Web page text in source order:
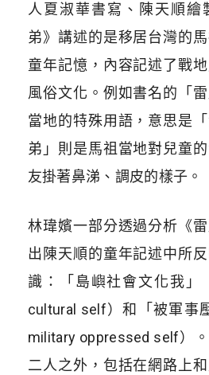
人夏淑華書寫、陳天順繪
弟》講述的是移居台灣的
童年記憶，內容記述了戰
風俗文化。例如書名的「
當地的特殊用語，意思是
弟」則是馬祖當地對兒童
友掛著鼻涕、調皮的樣子。
林瑋嬪一部分透過分析《
出陳天順的童年記述中所
識：「島嶼社會文化我」
cultural self）和「被軍事
military oppressed self）
二人之外，包括在網路上